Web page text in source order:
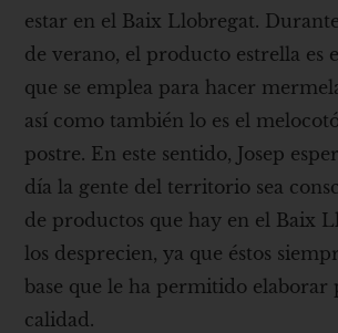
estar en el Baix Llobregat.
de verano, el producto estrella es
que se emplea para hacer
así como también lo es el
postre. En este sentido, Josep
día la gente del territorio sea
de productos que hay en el Baix
los desprecien, ya que éstos
base que le ha permitido elaborar
calidad.